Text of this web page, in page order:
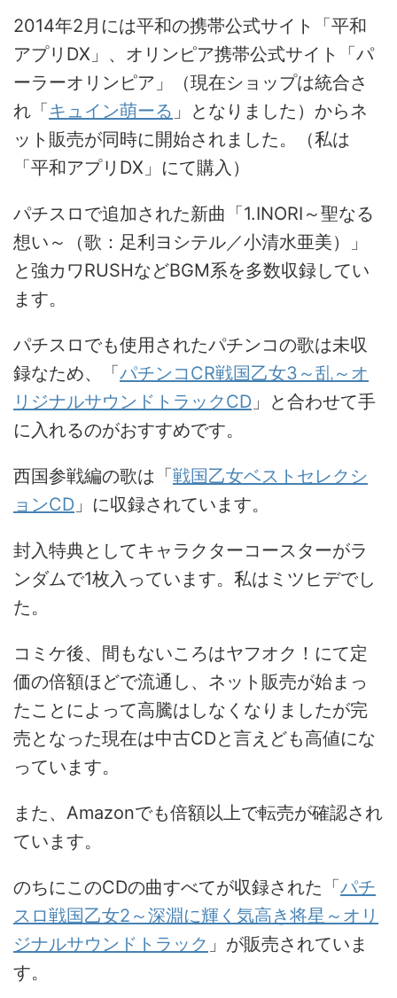
2014年2月には平和の携帯公式サイト「平和
アプリDX」、オリンピア携帯公式サイト「パ
ーラーオリンピア」（現在ショップは統合さ
れ「キュイン萌ーる 」となりました）からネ
ット販売が同時に開始されました。（私は
「平和アプリDX」にて購入）
パチスロで追加された新曲「1.INORI～聖なる
想い～（歌：足利ヨシテル／小清水亜美）」
と強カワRUSHなどBGM系を多数収録してい
ます。
パチスロでも使用されたパチンコの歌は未収
録なため、「パチンコCR戦国乙女3～乱～オ
リジナルサウンドトラックCD 」と合わせて手
に入れるのがおすすめです。
西国参戦編の歌は「戦国乙女ベストセレクシ
ョンCD 」に収録されています。
封入特典としてキャラクターコースターがラ
ンダムで1枚入っています。私はミツヒデでし
た。
コミケ後、間もないころはヤフオク！にて定
価の倍額ほどで流通し、ネット販売が始まっ
たことによって高騰はしなくなりましたが完
売となった現在は中古CDと言えども高値にな
っています。
また、Amazonでも倍額以上で転売が確認され
ています。
のちにこのCDの曲すべてが収録された「パチ
スロ戦国乙女2～深淵に輝く気高き将星～オリ
ジナルサウンドトラック 」が販売されていま
す。